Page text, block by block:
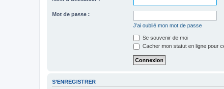
Mot de passe :
J’ai oublié mon mot de passe
Se souvenir de moi
Cacher mon statut en ligne pour
S’ENREGISTRER